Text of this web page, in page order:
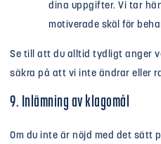
dina uppgifter. Vi tar
motiverade skäl för
Se till att du alltid tydligt anger
säkra på att vi inte ändrar eller
9. Inlämning av klagomål
Om du inte är nöjd med det sätt